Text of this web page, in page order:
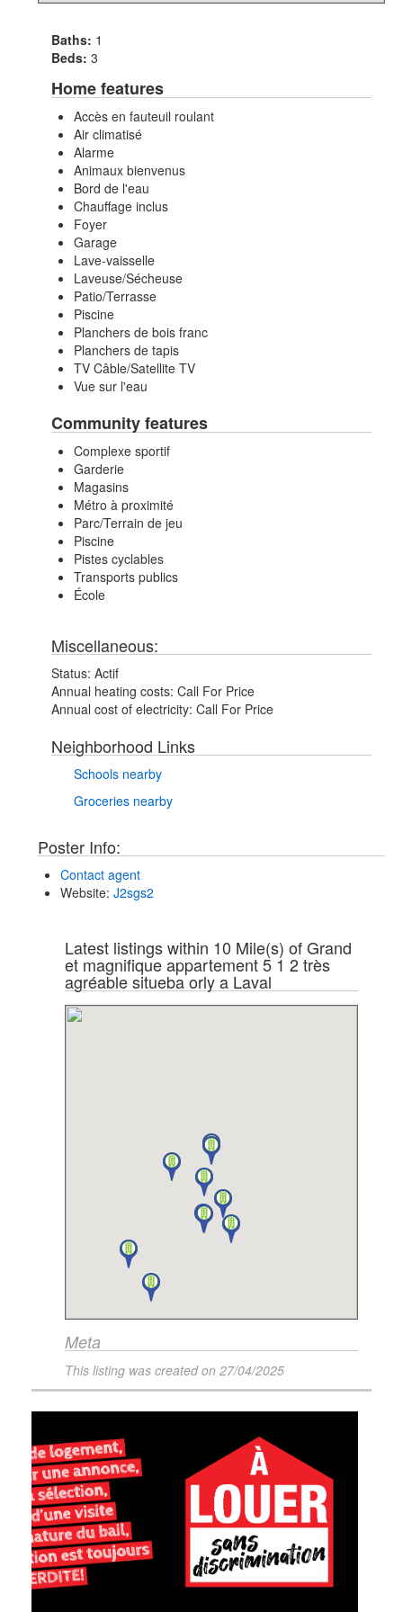
Baths: 1
Beds: 3
Home features
Accès en fauteuil roulant
Air climatisé
Alarme
Animaux bienvenus
Bord de l'eau
Chauffage inclus
Foyer
Garage
Lave-vaisselle
Laveuse/Sécheuse
Patio/Terrasse
Piscine
Planchers de bois franc
Planchers de tapis
TV Câble/Satellite TV
Vue sur l'eau
Community features
Complexe sportif
Garderie
Magasins
Métro à proximité
Parc/Terrain de jeu
Piscine
Pistes cyclables
Transports publics
École
Miscellaneous:
Status: Actif
Annual heating costs: Call For Price
Annual cost of electricity: Call For Price
Neighborhood Links
Schools nearby
Groceries nearby
Poster Info:
Contact agent
Website: J2sgs2
Latest listings within 10 Mile(s) of Grand
et magnifique appartement 5 1 2 très
agréable situeba orly a Laval
Meta
This listing was created on 27/04/2025